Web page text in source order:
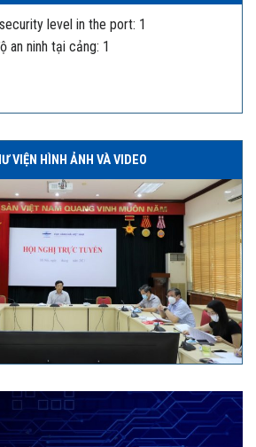
level in the port: 1
an ninh tại cảng: 1
VIỆN HÌNH ẢNH VÀ VIDEO